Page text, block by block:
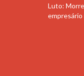
Luto:
empresário